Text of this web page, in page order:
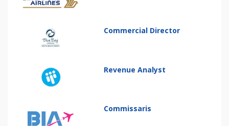
Commercial Director
Revenue Analyst
Commissaris